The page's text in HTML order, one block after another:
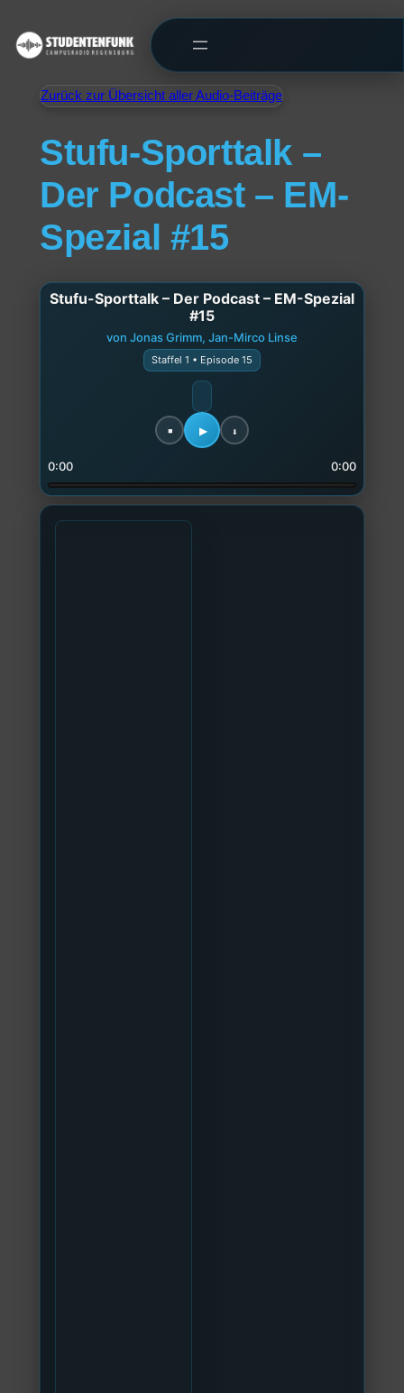
Zurück zur Übersicht aller Audio-Beiträge
Stufu-Sporttalk –
Der Podcast – EM-
Spezial #15
Stufu-Sporttalk – Der Podcast – EM-Spezial
#15
von Jonas Grimm, Jan-Mirco Linse
Staffel 1 • Episode 15
0:00 0:00